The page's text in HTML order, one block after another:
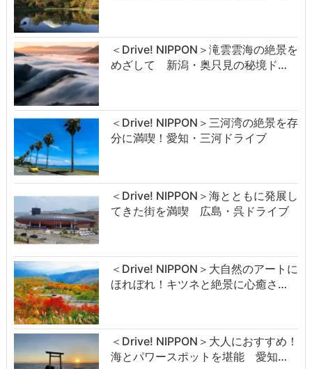
＜Drive! NIPPON＞滝雲雲海の絶景を
めざして 新潟・奥只見の秘境ド…
＜Drive! NIPPON＞三河湾の絶景を存
分に満喫！愛知・三河ドライブ
＜Drive! NIPPON＞海とともに発展し
てきた街を満喫 広島・呉ドライブ
＜Drive! NIPPON＞大自然のアートに
ほれぼれ！キツネと絶景に心癒さ…
＜Drive! NIPPON＞大人におすすめ！
海とパワースポットを堪能 愛知…